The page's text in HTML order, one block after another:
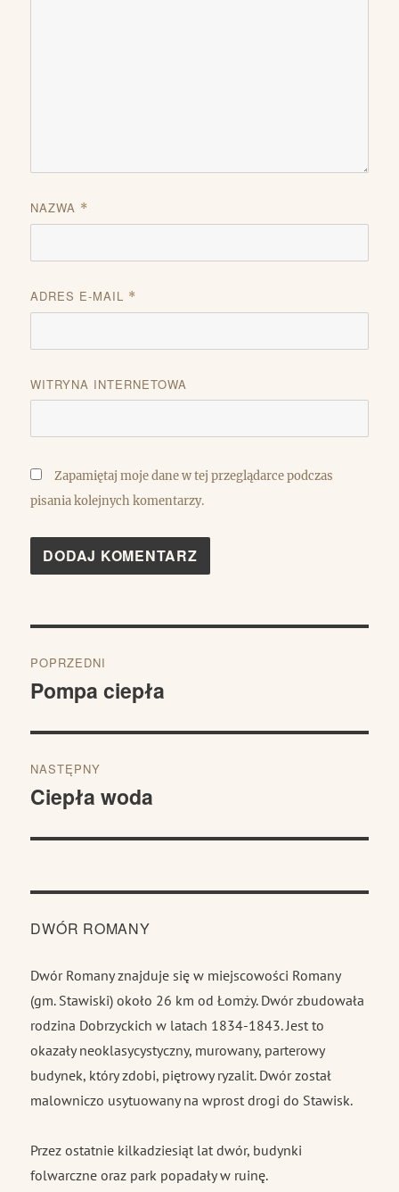
NAZWA *
ADRES E-MAIL *
WITRYNA INTERNETOWA
Zapamiętaj moje dane w tej przeglądarce podczas
pisania kolejnych komentarzy.
wpisu
POPRZEDNI
Poprzedni
Pompa ciepła
NASTĘPNY
Następny
Ciepła woda
DWÓR ROMANY
Dwór Romany znajduje się w miejscowości Romany
(gm. Stawiski) około 26 km od Łomży. Dwór zbudowała
rodzina Dobrzyckich w latach 1834-1843. Jest to
okazały neoklasycystyczny, murowany, parterowy
budynek, który zdobi, piętrowy ryzalit. Dwór został
malowniczo usytuowany na wprost drogi do Stawisk.
Przez ostatnie kilkadziesiąt lat dwór, budynki
folwarczne oraz park popadały w ruinę.